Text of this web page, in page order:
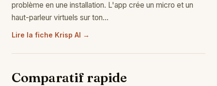
problème en une installation. L'app crée un micro et un
haut-parleur virtuels sur ton…
Lire la fiche Krisp AI →
Comparatif rapide